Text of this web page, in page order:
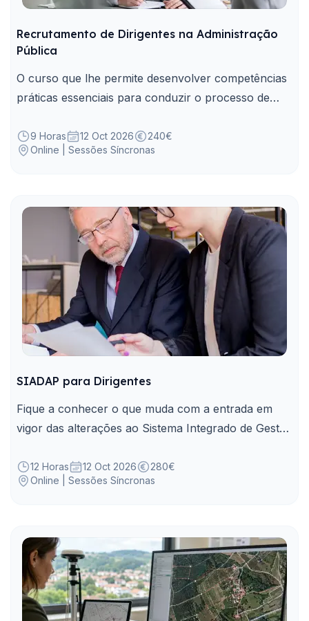
Recrutamento de Dirigentes na Administração
Pública
O curso que lhe permite desenvolver competências
práticas essenciais para conduzir o processo de
Pública.
9 Horas 12 Oct 2026
240€
Online | Sessões Síncronas
SIADAP para Dirigentes
Fique a conhecer o que muda com a entrada em
vigor das alterações ao Sistema Integrado de Gestão
Pública (SIADAP), instituídas pelo Decreto-Lei n.º
12/2024.
12 Horas 12 Oct 2026
280€
Online | Sessões Síncronas